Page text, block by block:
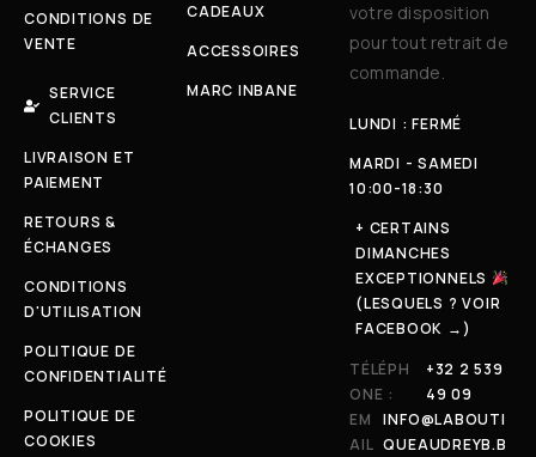
CONDITIONS DE
VENTE
SERVICE
CLIENTS
LIVRAISON ET
PAIEMENT
RETOURS &
ÉCHANGES
CONDITIONS
D'UTILISATION
POLITIQUE DE
CONFIDENTIALITÉ
POLITIQUE DE
COOKIES
CADEAUX
ACCESSOIRES
MARC INBANE
votre disposition
pour tout retrait de
commande.
LUNDI : FERMÉ
MARDI - SAMEDI
10:00-18:30
+ CERTAINS
DIMANCHES
EXCEPTIONNELS
(LESQUELS ? VOIR
FACEBOOK →)
TÉLÉPH
ONE :
+32 2 539
49 09
EM
AIL
INFO@LABOUTI
QUEAUDREYB.B